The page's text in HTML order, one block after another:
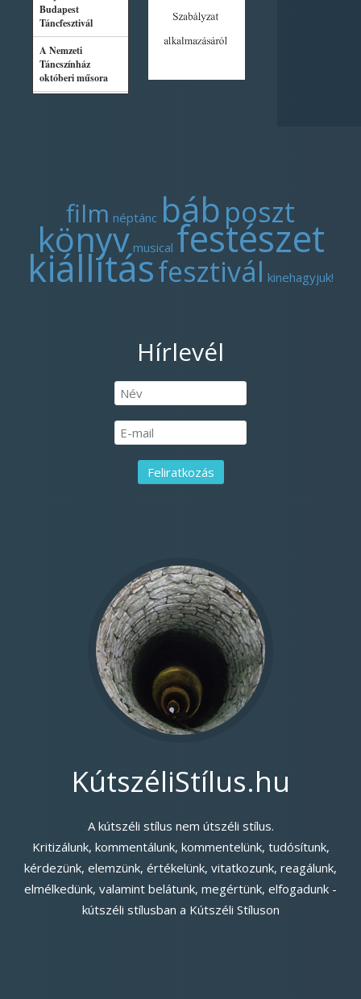
film néptánc bábposzt
könyv musical festészet
kiállításfesztivál kinehagyjuk!
Hírlevél
KútszéliStílus.hu
A kútszéli stílus nem útszéli stílus.
Kritizálunk, kommentálunk, kommentelünk, tudósítunk,
kérdezünk, elemzünk, értékelünk, vitatkozunk, reagálunk,
elmélkedünk, valamint belátunk, megértünk, elfogadunk -
kútszéli stílusban a Kútszéli Stíluson